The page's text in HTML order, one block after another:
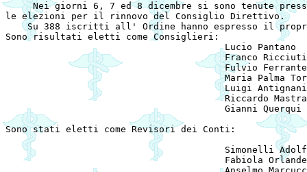
Nei giorni 6, 7 ed 8 dicembre si sono tenute
le elezioni per il rinnovo del Consiglio Direttivo.
Su 388 iscritti all' Ordine hanno espresso il
Sono risultati eletti come Consiglieri:
					Lucio Pantano
					Franco Ricciuti
					Fulvio Ferrante
					Maria Palma Torriciani
					Luigi Antignani
					Riccardo Mastrangeli
					Gianni Querqui
Sono stati eletti come Revisori dei Conti:
					Simonelli Adolfo Giacomo
					Fabiola Orlandella